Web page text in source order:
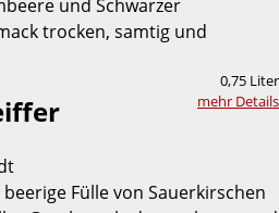
und Schwarzer
trocken, samtig und
0,75 Liter
mehr Details
Fülle von Sauerkirschen